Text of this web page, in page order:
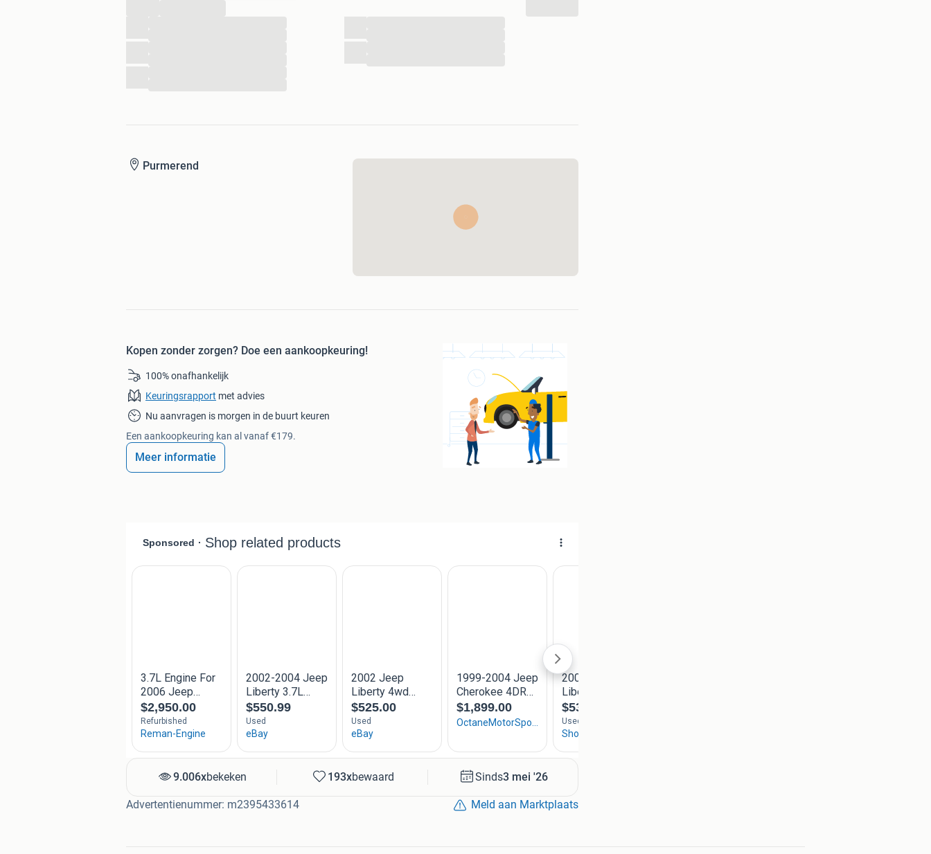
Purmerend
Kopen zonder zorgen? Doe een aankoopkeuring!
100% onafhankelijk
Keuringsrapport met advies
Nu aanvragen is morgen in de buurt keuren
Een aankoopkeuring kan al vanaf €179.
Meer informatie
9.006xbekeken 193xbewaard Sinds3 mei '26
Advertentienummer: m2395433614 Meld aan Marktplaats